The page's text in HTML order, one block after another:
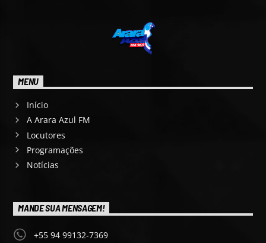
MENU
Início
A Arara Azul FM
Locutores
Programações
Notícias
MANDE SUA MENSAGEM!
+55 94 99132-7369